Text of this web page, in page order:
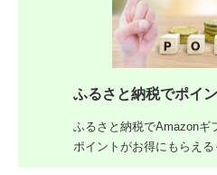
ふるさと納税でポイ
ふるさと納税でAmazonギ
ポイントがお得にもらえ